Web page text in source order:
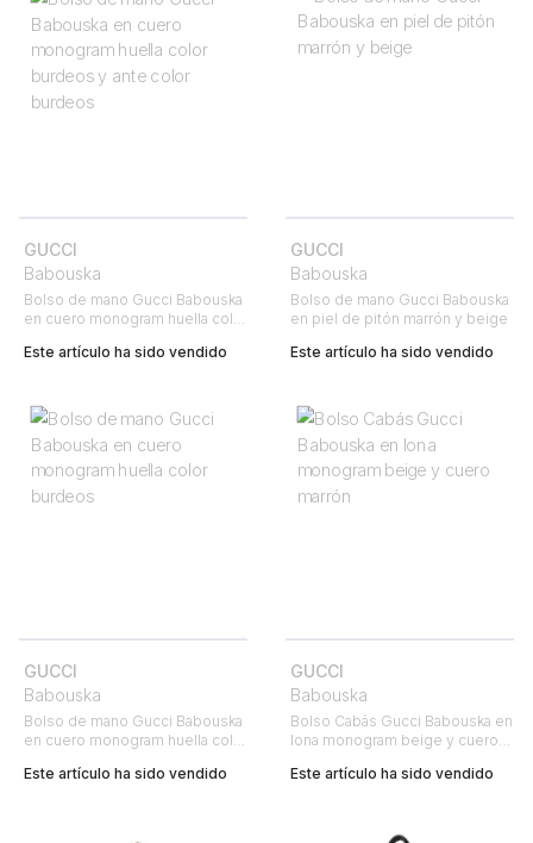
GUCCI
Babouska
Bolso de mano Gucci Babouska
en cuero monogram huella color
Este artículo ha sido vendido
GUCCI
Babouska
Bolso de mano Gucci Babouska
en piel de pitón marrón y beige
Este artículo ha sido vendido
GUCCI
Babouska
Bolso de mano Gucci Babouska
en cuero monogram huella color
Este artículo ha sido vendido
GUCCI
Babouska
Bolso Cabás Gucci Babouska en
lona monogram beige y cuero
Este artículo ha sido vendido